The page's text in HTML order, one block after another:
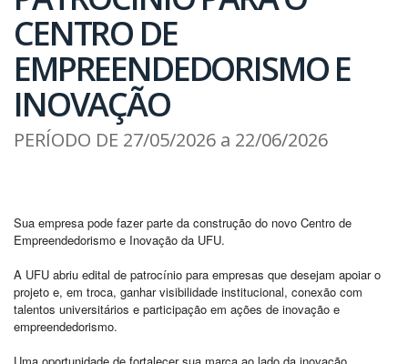
CENTRO DE
EMPREENDEDORISMO E
INOVAÇÃO
PERÍODO DE 27/05/2026 a 22/06/2026
Sua empresa pode fazer parte da construção do novo Centro de
Empreendedorismo e Inovação da UFU.
A UFU abriu edital de patrocínio para empresas que desejam apoiar o
projeto e, em troca, ganhar visibilidade institucional, conexão com
talentos universitários e participação em ações de inovação e
empreendedorismo.
Uma oportunidade de fortalecer sua marca ao lado da inovação,